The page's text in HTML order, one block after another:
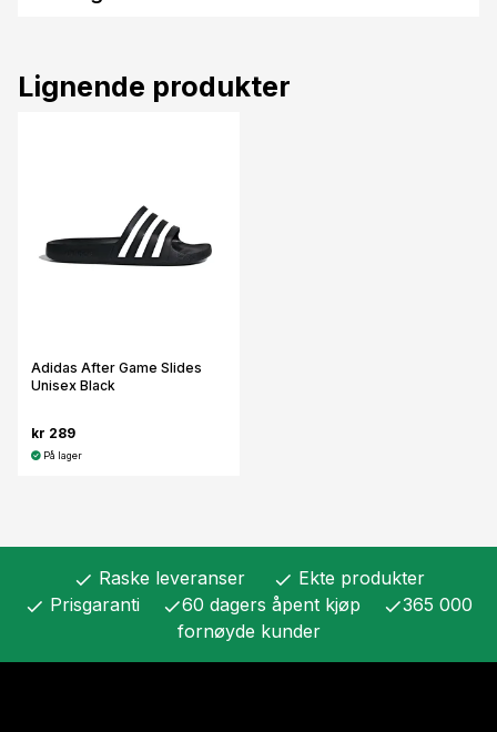
Lignende produkter
Adidas After Game Slides
Unisex Black
kr 289
På lager
check Raske leveranser check Ekte produkter
check Prisgaranti check60 dagers åpent kjøp check365 000
fornøyde kunder